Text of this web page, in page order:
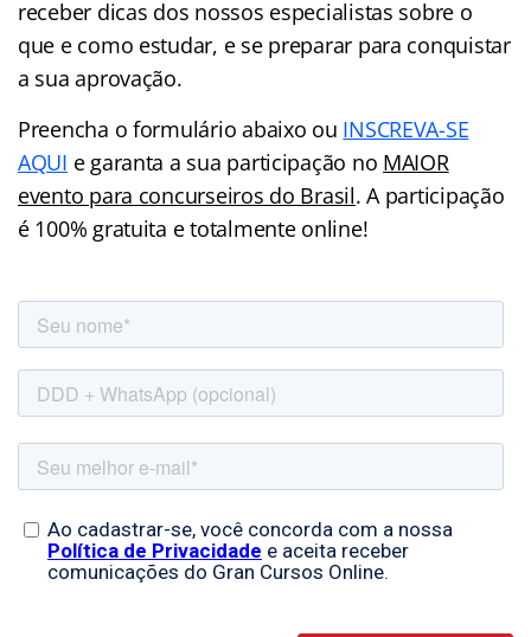
receber dicas dos nossos especialistas sobre o
que e como estudar, e se preparar para conquistar
a sua aprovação.
Preencha o formulário abaixo ou INSCREVA-SE
AQUI e garanta a sua participação no MAIOR
evento para concurseiros do Brasil. A participação
é 100% gratuita e totalmente online!